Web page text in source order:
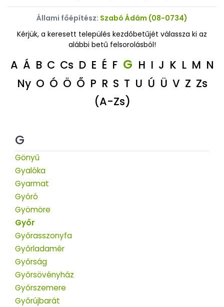
Állami főépítész: Szabó Ádám (08-0734)
Kérjük, a keresett település kezdőbetűjét válassza ki az
alábbi betű felsorolásból!
A Á B C Cs D E É F G H I J K L M N
Ny O Ó Ö Ő P R S T U Ú Ü V Z Zs
(A-Zs)
G
Gönyű
Gyalóka
Gyarmat
Gyóró
Gyömöre
Győr
Győrasszonyfa
Győrladamér
Győrság
Győrsövényház
Győrszemere
Győrújbarát